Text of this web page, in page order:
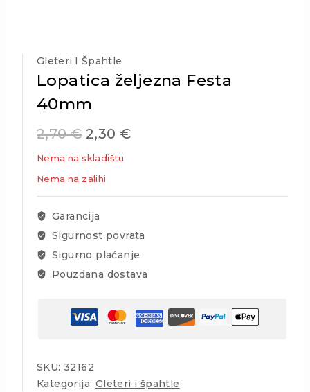
Gleteri I Špahtle
Lopatica željezna Festa
40mm
2,70€ 2,30 €
Nema na skladištu
Nema na zalihi
Garancija
Sigurnost povrata
Sigurno plaćanje
Pouzdana dostava
SKU: 32162
Kategorija: Gleteri i špahtle